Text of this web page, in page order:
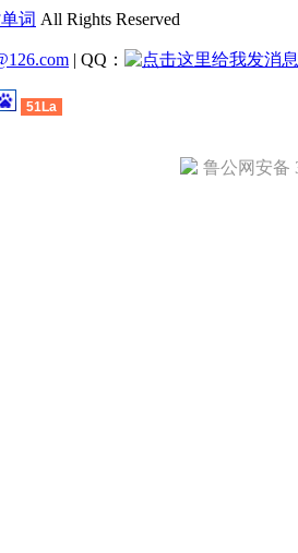
词 All Rights Reserved
| QQ：
51La
鲁公网安备